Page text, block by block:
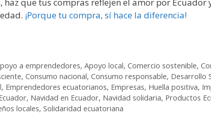
haz que tus compras reflejen el amor por
¡Porque tu compra, sí hace la diferencia!
a emprendedores, Apoyo local, Comercio sostenible,
, Consumo nacional, Consumo responsable, Desarrollo
, Emprendedores ecuatorianos, Empresas, Huella positiva,
, Navidad en Ecuador, Navidad solidaria, Productos
locales, Solidaridad ecuatoriana